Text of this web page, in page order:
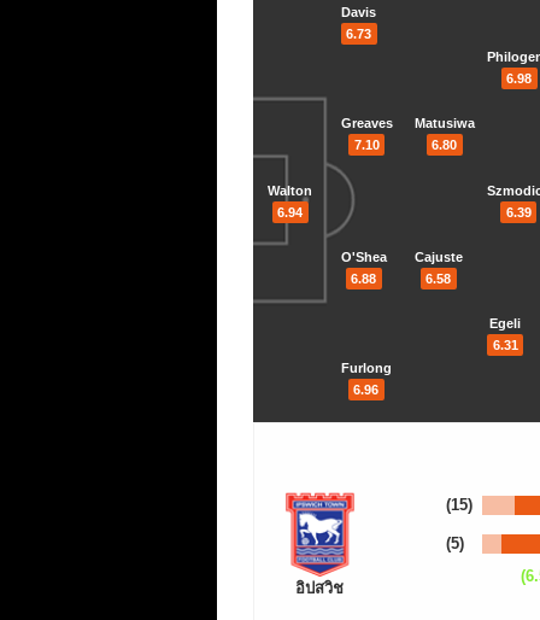
Walton
6.94
Davis
6.73
Greaves
7.10
O'Shea
6.88
Furlong
6.96
Matusiwa
6.80
Cajuste
6.58
6.98
6.39
Egeli
6.31
อิปสวิช
(15)
(5)